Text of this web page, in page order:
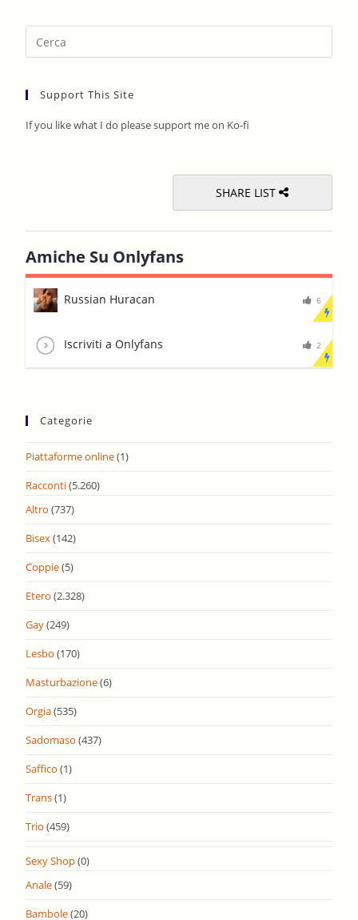
Support This Site
If you like what I do please support me on Ko-fi
SHARE LIST
Amiche Su Onlyfans
Russian Huracan 6
Iscriviti a Onlyfans 2
Categorie
Piattaforme online(1)
Racconti(5.260)
Altro (737)
Bisex(142)
Coppie(5)
Etero (2.328)
Gay(249)
Lesbo (170)
Masturbazione(6)
Orgia(535)
Sadomaso (437)
Saffico (1)
Trans(1)
Trio (459)
Sexy Shop(0)
Anale(59)
Bambole(20)